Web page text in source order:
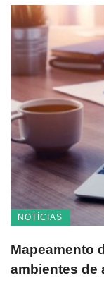
NOTÍCIAS
Mapeamento
ambientes de